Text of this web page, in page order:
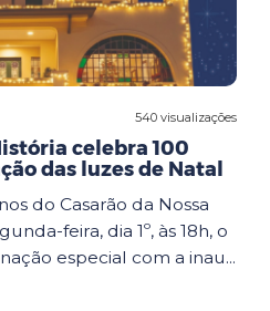
540 visualizações
celebra 100
das luzes de Natal
do Casarão da Nossa
feira, dia 1º, às 18h, o
especial com a inau...